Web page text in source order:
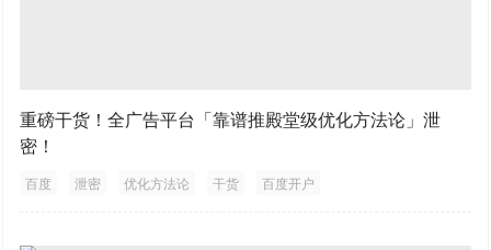
重磅干货！全广告平台「靠谱推殿堂级优化方法论」泄
密！
百度 泄密 优化方法论 干货 百度开户